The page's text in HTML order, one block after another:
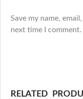
Save my name,
next time I comment.
RELATED